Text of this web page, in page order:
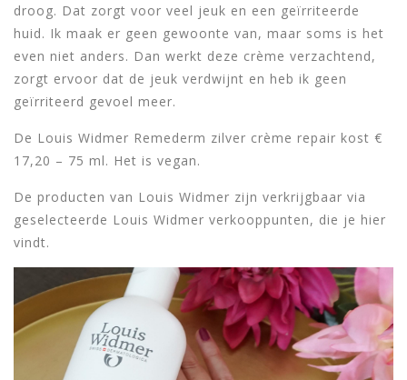
droog. Dat zorgt voor veel jeuk en een geïrriteerde
huid. Ik maak er geen gewoonte van, maar soms is het
even niet anders. Dan werkt deze crème verzachtend,
zorgt ervoor dat de jeuk verdwijnt en heb ik geen
geïrriteerd gevoel meer.
De Louis Widmer Remederm zilver crème repair kost €
17,20 – 75 ml. Het is vegan.
De producten van Louis Widmer zijn verkrijgbaar via
geselecteerde Louis Widmer verkooppunten, die je hier
vindt.